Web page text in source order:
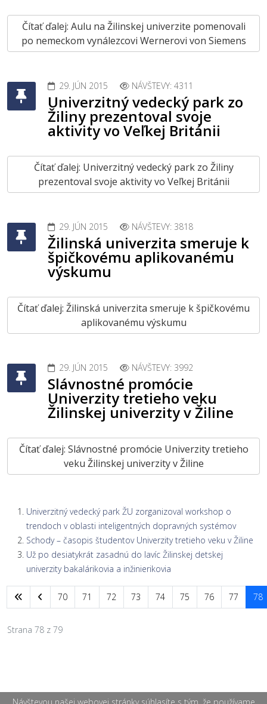
Čítať ďalej: Aulu na Žilinskej univerzite pomenovali
po nemeckom vynálezcovi Wernerovi von Siemens
29. JÚN 2015 NÁVŠTEVY: 4311
Univerzitný vedecký park zo
Žiliny prezentoval svoje
aktivity vo Veľkej Británii
Čítať ďalej: Univerzitný vedecký park zo Žiliny
prezentoval svoje aktivity vo Veľkej Británii
29. JÚN 2015 NÁVŠTEVY: 3818
Žilinská univerzita smeruje k
špičkovému aplikovanému
výskumu
Čítať ďalej: Žilinská univerzita smeruje k špičkovému
aplikovanému výskumu
29. JÚN 2015 NÁVŠTEVY: 3992
Slávnostné promócie
Univerzity tretieho veku
Žilinskej univerzity v Žiline
Čítať ďalej: Slávnostné promócie Univerzity tretieho
veku Žilinskej univerzity v Žiline
Univerzitný vedecký park ŽU zorganizoval workshop o
trendoch v oblasti inteligentných dopravných systémov
Schody – časopis študentov Univerzity tretieho veku v Žiline
Už po desiatykrát zasadnú do lavíc Žilinskej detskej
univerzity bakalárikovia a inžinierikovia
70 71 72 73 74 75 76 77 78
Strana 78 z 79